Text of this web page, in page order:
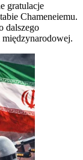
gratulacje
Chameneiemu.
dalszego